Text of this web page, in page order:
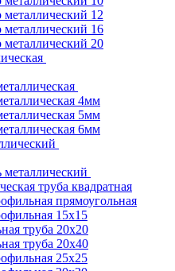
12
16
20
4мм
5мм
6мм
труба квадратная
прямоугольная
15х15
труба 20х20
труба 20х40
25х25